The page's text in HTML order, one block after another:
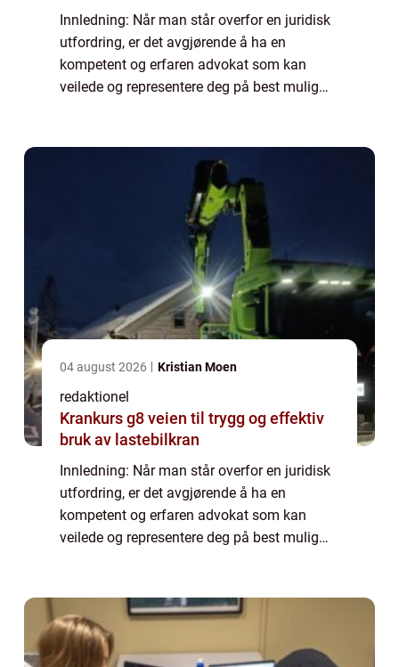
Innledning: Når man står overfor en juridisk
utfordring, er det avgjørende å ha en
kompetent og erfaren advokat som kan
veilede og representere deg på best mulig
04 august 2026 Kristian Moen
redaktionel
Krankurs g8 veien til trygg og effektiv
bruk av lastebilkran
Innledning: Når man står overfor en juridisk
utfordring, er det avgjørende å ha en
kompetent og erfaren advokat som kan
veilede og representere deg på best mulig